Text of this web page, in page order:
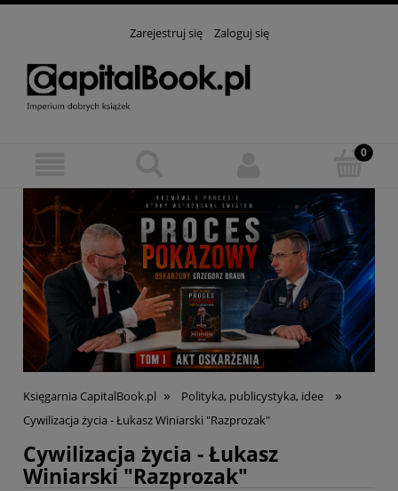
Zarejestruj się Zaloguj się
Księgarnia CapitalBook.pl » Polityka, publicystyka, idee »
Cywilizacja życia - Łukasz Winiarski "Razprozak"
Cywilizacja życia - Łukasz
Winiarski "Razprozak"